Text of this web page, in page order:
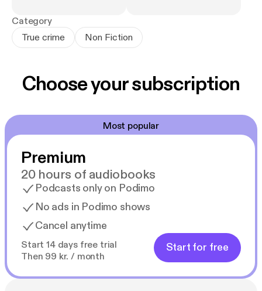
Category
True crime
Non Fiction
Choose your subscription
Most popular
Premium
20 hours of audiobooks
Podcasts only on Podimo
No ads in Podimo shows
Cancel anytime
Start 14 days free trial
Then 99 kr. / month
Start for free